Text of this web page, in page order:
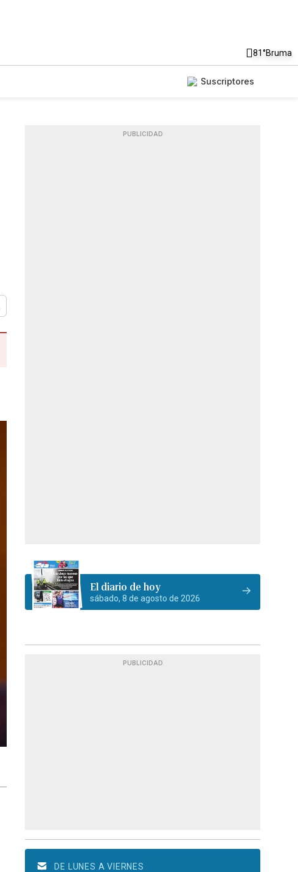
81°Bruma
Suscriptores
PUBLICIDAD
El diario de hoy
sábado, 8 de agosto de 2026
PUBLICIDAD
DE LUNES A VIERNES